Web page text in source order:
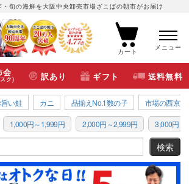
旬の海鮮を大阪中央卸売市場ざこばの朝市がお届け
カート
メニュー
会
ク) 訳あり ギフト 送料無料
い鮭 カニ 品揃えNo.1数の子 市場の西京漬
1,000円～1,999円 2,000円～2,999円 3,000円～